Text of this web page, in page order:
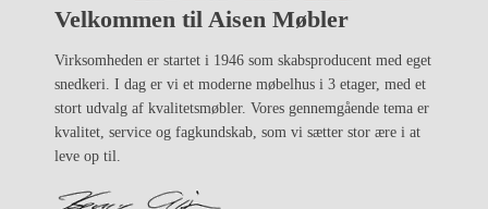
Velkommen til Aisen Møbler
Virksomheden er startet i 1946 som skabsproducent med eget
snedkeri. I dag er vi et moderne møbelhus i 3 etager, med et
stort udvalg af kvalitetsmøbler. Vores gennemgående tema er
kvalitet, service og fagkundskab, som vi sætter stor ære i at
leve op til.